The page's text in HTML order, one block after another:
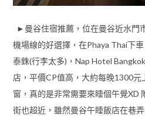
►曼谷住宿推薦，位在曼谷近水門
機場線的好選擇，在Phaya Thai下
泰銖(行李太多)，Nap Hotel
店，平價CP值高，大約每晚1300
窗，真的是非常需要來睡個午覺XD
街也超近，雖然曼谷午睡飯店在巷